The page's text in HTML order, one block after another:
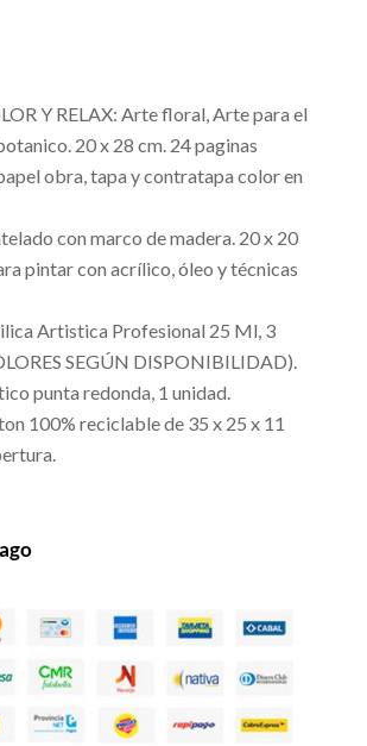
Y RELAX: Arte floral, Arte para el
20 x 28 cm. 24 paginas
obra, tapa y contratapa color en
con marco de madera. 20 x 20
pintar con acrílico, óleo y técnicas
Artistica Profesional 25 Ml, 3
SEGÚN DISPONIBILIDAD).
punta redonda, 1 unidad.
100% reciclable de 35 x 25 x 11